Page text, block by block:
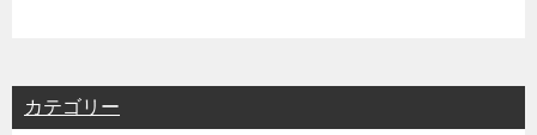
カテゴリー